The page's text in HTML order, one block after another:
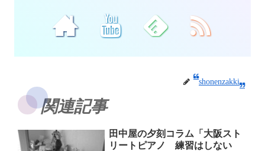
shonenzakki
関連記事
田中屋の夕刻コラム「大阪スト
リートピアノ 練習はしない